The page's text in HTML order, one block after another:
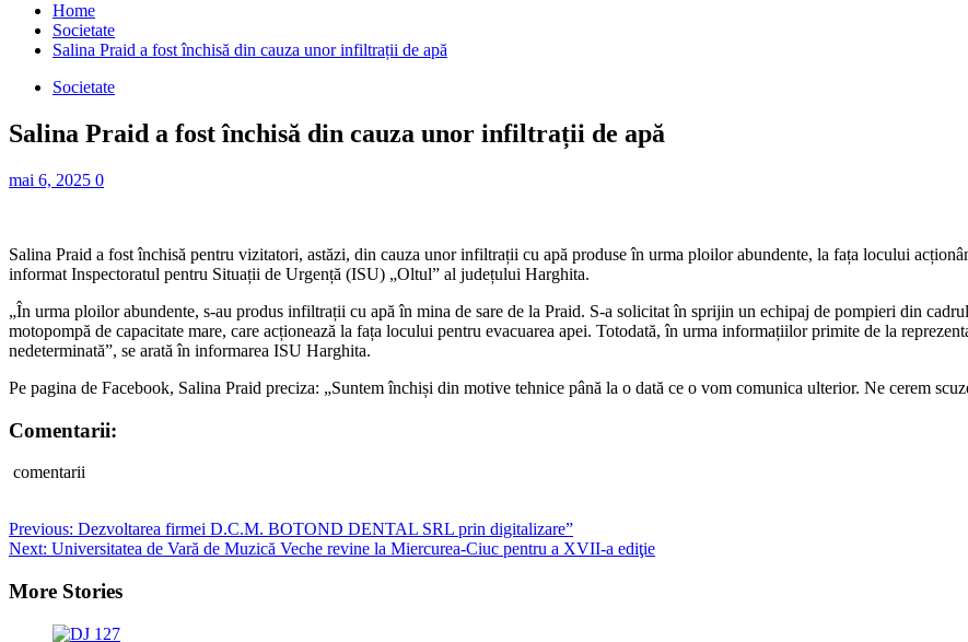
Home
Societate
Salina Praid a fost închisă din cauza unor infiltrații de apă
Societate
Salina Praid a fost închisă din cauza unor infiltrații de apă
mai 6, 2025 0
Salina Praid a fost închisă pentru vizitatori, astăzi, din cauza unor infiltrații cu apă produse în urma ploilor abundente, la fața locului
informat Inspectoratul pentru Situații de Urgență (ISU) „Oltul” al județului Harghita.
„În urma ploilor abundente, s-au produs infiltrații cu apă în mina de sare de la Praid. S-a solicitat în sprijin un echipaj de pompieri din
motopompă de capacitate mare, care acționează la fața locului pentru evacuarea apei. Totodată, în urma informațiilor primite de la
nedeterminată”, se arată în informarea ISU Harghita.
Pe pagina de Facebook, Salina Praid preciza: „Suntem închiși din motive tehnice până la o dată ce o vom comunica ulterior. Ne cerem
Comentarii:
comentarii
Post
navigation
Previous: Dezvoltarea firmei D.C.M. BOTOND DENTAL SRL prin digitalizare”
Next: Universitatea de Vară de Muzică Veche revine la Miercurea-Ciuc pentru a XVII-a ediţie
More Stories